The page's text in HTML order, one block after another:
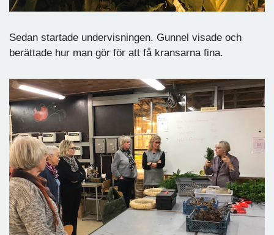
Sedan startade undervisningen. Gunnel visade och
berättade hur man gör för att få kransarna fina.